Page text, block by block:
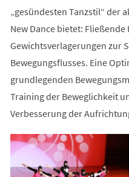
„gesündesten Tanzstil“ der
New Dance bietet:
Gewichtsverlagerungen zur
Bewegungsflusses. Eine
grundlegenden
Training der Beweglichkeit
Verbesserung der